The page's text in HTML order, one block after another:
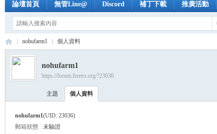
論壇首頁 無管Line@ Discord 補丁下載 推廣活動
›
nohufarm1 個人資料
nohufarm1
https://forum.freero.org/?23036
主題 個人資料
nohufarm1(UID: 23036)
郵箱狀態
未驗證